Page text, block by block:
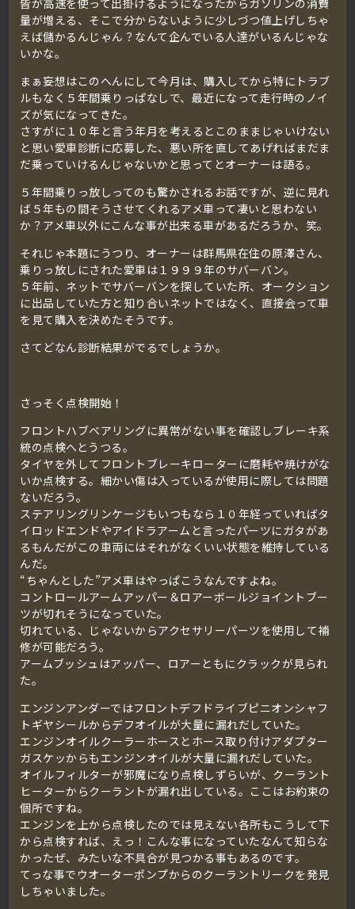
量が増える、そこで分からないように少しづつ値上げしちゃ
えば儲かるんじゃん？なんて企んでいる人達がいるんじゃな
いかな。
まぁ妄想はこのへんにして今月は、購入してから特にトラブ
ルもなく５年間乗りっぱなしで、最近になって走行時のノイ
ズが気になってきた。
さすがに１０年と言う年月を考えるとこのままじゃいけない
と思い愛車診断に応募した、悪い所を直してあげればまだま
だ乗っていけるんじゃないかと思ってとオーナーは語る。
５年間乗りっ放しってのも驚かされるお話ですが、逆に見れ
ば５年もの間そうさせてくれるアメ車って凄いと思わない
か？アメ車以外にこんな事が出来る車があるだろうか、笑。
それじゃ本題にうつり、オーナーは群馬県在住の原澤さん、
乗りっ放しにされた愛車は１９９９年のサバーバン。
５年前、ネットでサバーバンを探していた所、オークション
に出品していた方と知り合いネットではなく、直接会って車
を見て購入を決めたそうです。
さてどなん診断結果がでるでしょうか。
さっそく点検開始！
フロントハブベアリングに異常がない事を確認しブレーキ系
統の点検へとうつる。
タイヤを外してフロントブレーキローターに磨耗や焼けがな
いか点検する。細かい傷は入っているが使用に際しては問題
ないだろう。
ステアリングリンケージもいつもなら１０年経っていればタ
イロッドエンドやアイドラアームと言ったパーツにガタがあ
るもんだがこの車両にはそれがなくいい状態を維持している
んだ。
“ちゃんとした”アメ車はやっぱこうなんですよね。
コントロールアームアッパー＆ロアーボールジョイントブー
ツが切れそうになっていた。
切れている、じゃないからアクセサリーパーツを使用して補
修が可能だろう。
アームブッシュはアッパー、ロアーともにクラックが見られ
た。
エンジンアンダーではフロントデフドライブピニオンシャフ
トギヤシールからデフオイルが大量に漏れだしていた。
エンジンオイルクーラーホースとホース取り付けアダプター
ガスケッからもエンジンオイルが大量に漏れだしていた。
オイルフィルターが邪魔になり点検しずらいが、クーラント
ヒーターからクーラントが漏れ出している。ここはお約束の
個所ですね。
エンジンを上から点検したのでは見えない各所もこうして下
から点検すれば、えっ！こんな事になっていたなんて知らな
かったぜ、みたいな不具合が見つかる事もあるのです。
てっな事でウオーターポンプからのクーラントリークを発見
しちゃいました。